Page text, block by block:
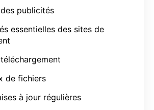
publicités
essentielles des sites de
de fichiers
à jour régulières